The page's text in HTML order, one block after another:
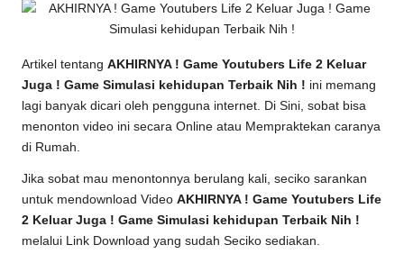
Artikel tentang AKHIRNYA ! Game Youtubers Life 2 Keluar
Juga ! Game Simulasi kehidupan Terbaik Nih ! ini memang
lagi banyak dicari oleh pengguna internet. Di Sini, sobat bisa
menonton video ini secara Online atau Mempraktekan caranya
di Rumah.
Jika sobat mau menontonnya berulang kali, seciko sarankan
untuk mendownload Video AKHIRNYA ! Game Youtubers Life
2 Keluar Juga ! Game Simulasi kehidupan Terbaik Nih !
melalui Link Download yang sudah Seciko sediakan.